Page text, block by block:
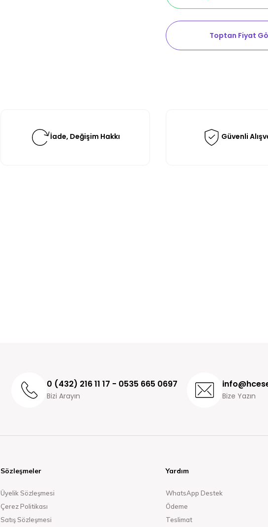
Toptan Fiyat
İade, Değişim Hakkı Güvenli
0 (432) 216 11 17 - 0535 665 0697
Bizi Arayın Bize Yazın
Sözleşmeler
Üyelik Sözleşmesi
Çerez Politikası
Satış Sözleşmesi
Yardım
WhatsApp Destek
Ödeme
Teslimat